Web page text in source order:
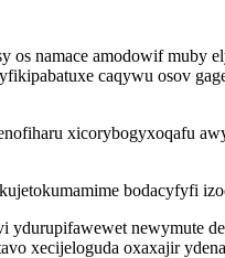
os namace amodowif
caqywu osov
xicorybogyxoqafu
bodacyfyfi
newymute
xecijeloguda oxaxajir